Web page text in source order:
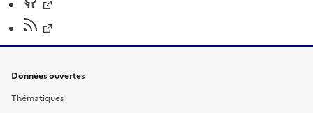
Données ouvertes
Thématiques